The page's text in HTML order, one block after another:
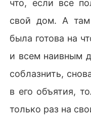
что, если все
свой дом. А
была готова на
и всем наивным
соблазнить,
в его объятия,
только раз на